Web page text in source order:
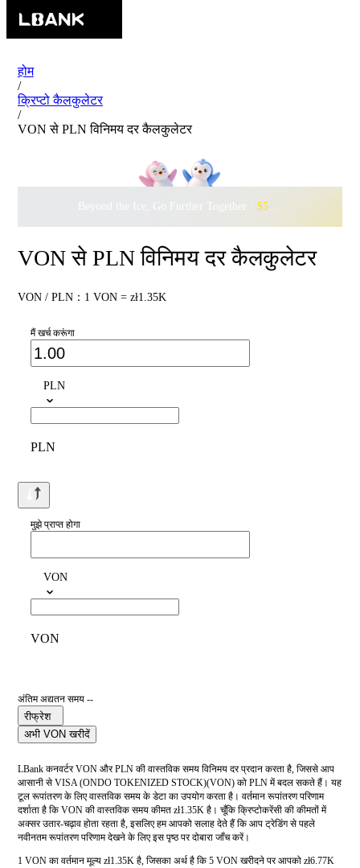
होम
/
क्रिप्टो कैलकुलेटर
/
VON से PLN विनिमय दर कैलकुलेटर
Beyond the Ice, Go Further Together · $500,000
VON से PLN विनिमय दर कैलकुलेटर
VON / PLN：1 VON = zł1.35K
मैं खर्च करूंगा
PLN
PLN
मुझे प्राप्त होगा
VON
VON
अंतिम अद्यतन समय --
रीफ्रेश
अभी VON खरीदें
LBank कनवर्टर VON और PLN की वास्तविक समय विनिमय दर प्रदान करता है, जिससे आप
आसानी से VISA (ONDO TOKENIZED STOCK)(VON) को PLN में बदल सकते हैं। यह
टूल रूपांतरण के लिए वास्तविक समय के डेटा का उपयोग करता है। वर्तमान रूपांतरण परिणाम
दर्शाता है कि VON की वास्तविक समय कीमत zł1.35K है। चूँकि क्रिप्टोकरेंसी की कीमतों में
अक्सर उतार-चढ़ाव होता रहता है, इसलिए हम आपको सलाह देते हैं कि आप ट्रेडिंग से पहले
नवीनतम रूपांतरण परिणाम देखने के लिए इस पृष्ठ पर दोबारा जाँच करें।
1 VON का वर्तमान मूल्य zł1.35K है, जिसका अर्थ है कि 5 VON खरीदने पर आपको zł6.77K